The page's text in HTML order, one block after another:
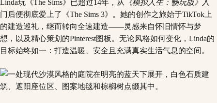
Linda玩《The Sims》已超过14年，从 《模拟人生：畅玩版》 入
门后便彻底爱上了《The Sims 3》。她的创作之旅始于TikTok上
的建造巡礼，继而转向全速建造——灵感来自怀旧情怀与梦
想，以及精心策划的Pinterest图板。无论风格如何变化，Linda的
目标始终如一：打造温暖、安全且充满真实生活气息的空间。